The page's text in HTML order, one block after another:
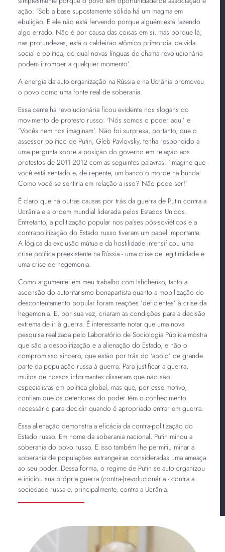
ação: ‘Sob a base supostamente sólida há um magma em
ebulição. E ele não está fervendo porque alguém está fazendo
algo errado. Não é por causa das coisas em si, mas porque lá,
nas profundezas, está o caldeirão atômico primordial da vida
social e política, do qual novas línguas de chama revolucionária
podem irromper a qualquer momento’.
A energia da auto-organização na Rússia e na Ucrânia promoveu
o povo como uma fonte real de soberania.
Essa centelha revolucionária ficou evidente nos slogans do
movimento de protesto russo: ‘Nós somos o poder aqui’ e
‘Vocês nem nos imaginam’. Não foi surpresa, portanto, que o
assessor político de Putin, Gleb Pavlovsky, tenha respondido a
uma pergunta sobre a posição do governo em relação aos
protestos de 2011-2012 com as seguintes palavras: ‘Imagine que
você está sentado e, de repente, um banco o morde na bunda.
Como você se sentiria em relação a isso? Não pode ser!’
É claro que há outras causas por trás da guerra de Putin contra a
Ucrânia e a ordem mundial liderada pelos Estados Unidos.
Entretanto, a politização popular nos países pós-soviéticos e a
contrapolitização do Estado russo tiveram um papel importante.
A lógica da exclusão mútua e da hostilidade intensificou uma
crise política preexistente na Rússia - uma crise de legitimidade e
uma crise de hegemonia.
Como argumentei em meu trabalho com Ishchenko, tanto a
ascensão do autoritarismo bonapartista quanto a mobilização do
descontentamento popular foram reações ‘deficientes’ à crise da
hegemonia. E, por sua vez, criaram as condições para a decisão
extrema de ir à guerra. É interessante notar que uma nova
pesquisa realizada pelo Laboratório de Sociologia Pública mostra
que são a despolitização e a alienação do Estado, e não o
compromisso sincero, que estão por trás do ‘apoio’ de grande
parte da população russa à guerra. Para justificar a guerra,
muitos de nossos informantes disseram que não são
especialistas em política global, mas que, por esse motivo,
confiam que os detentores do poder têm o conhecimento
necessário para decidir quando é apropriado entrar em guerra.
Essa alienação demonstra a eficácia da contra-politização do
Estado russo. Em nome da soberania nacional, Putin minou a
soberania do povo russo. E isso também lhe permitiu minar a
soberania de populações estrangeiras consideradas uma ameaça
ao seu poder. Dessa forma, o regime de Putin se auto-organizou
e iniciou sua própria guerra (contra-)revolucionária - contra a
sociedade russa e, principalmente, contra a Ucrânia.